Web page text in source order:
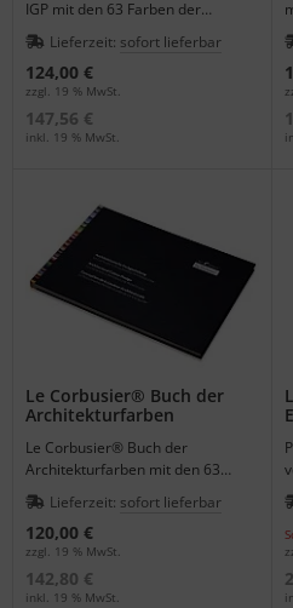
möchte:
Die Stiftung Le Corbusier®
Die Website:
http://
französich und englisch
Informationen, seine
hält
zur Verbreitung der
internationale Hersteller
Design und Architektur.
IGP mit den 63 Farben der
Polychromie Architecturale -
Architekturfarben.
Lieferzeit: sofort lieferbar
124,00 €
zzgl. 19 % MwSt.
147,56 €
inkl. 19 % MwSt.
Le Corbusier® Buch der
Architekturfarben
Le Corbusier® Buch der
Architekturfarben mit den 63
Farben der Polychromie
Architekturale.
Lieferzeit: sofort lieferbar
120,00 €
zzgl. 19 % MwSt.
142,80 €
inkl. 19 % MwSt.